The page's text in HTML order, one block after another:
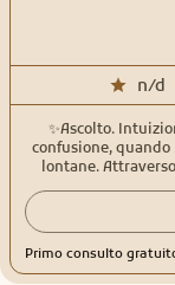
n/d
✨Ascolto. Intuizione. Verità. ✨ Ti
confusione,
lontane. Attraverso la lettura dei tarocchi e l’ascolto empatico ti
dove puoi essere davvero te
accompagno
farebbe
Primo consulto